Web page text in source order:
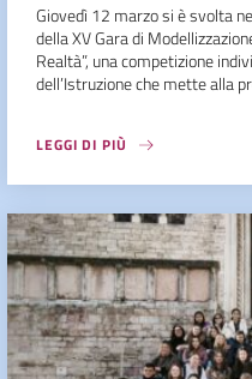
Giovedì 12 marzo si è svolta
della XV Gara di
Realtà”, una competizione
dell’Istruzione che mette alla
LEGGI DI PIÙ